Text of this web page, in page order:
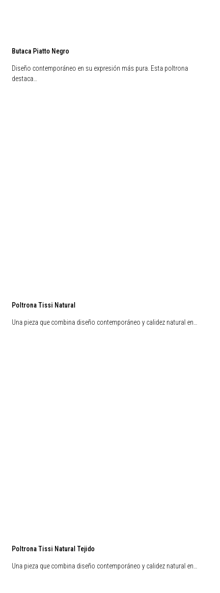
Butaca Piatto Negro
Diseño contemporáneo en su expresión más pura. Esta poltrona
destaca…
Poltrona Tissi Natural
Una pieza que combina diseño contemporáneo y calidez natural en…
Poltrona Tissi Natural Tejido
Una pieza que combina diseño contemporáneo y calidez natural en…